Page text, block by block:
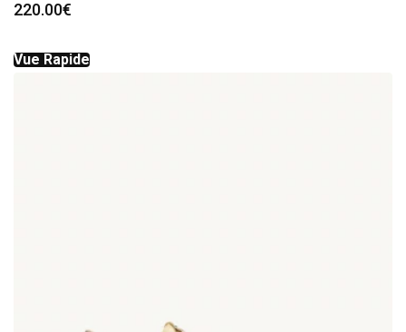
220.00€
Vue Rapide